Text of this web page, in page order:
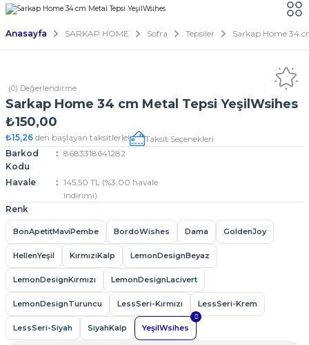
Anasayfa SARKAP HOME Sofra Tepsiler Sarkap Home 34
(0) Değerlendirme
Sarkap Home 34 cm Metal Tepsi YeşilWsihes
₺150,00
₺15,26 den başlayan taksitlerle!
Taksit Seçenekleri
Barkod
Kodu
8683318641282
Havale
145,50 TL (%3,00 havale
indirimi)
Renk
BonApetitMaviPembe BordoWishes Dama GoldenJoy
HellenYeşil KırmızıKalp LemonDesignBeyaz
LemonDesignKırmızı LemonDesignLacivert
LemonDesignTuruncu LessSeri-Kırmızı LessSeri-Krem
LessSeri-Siyah SiyahKalp YeşilWsihes